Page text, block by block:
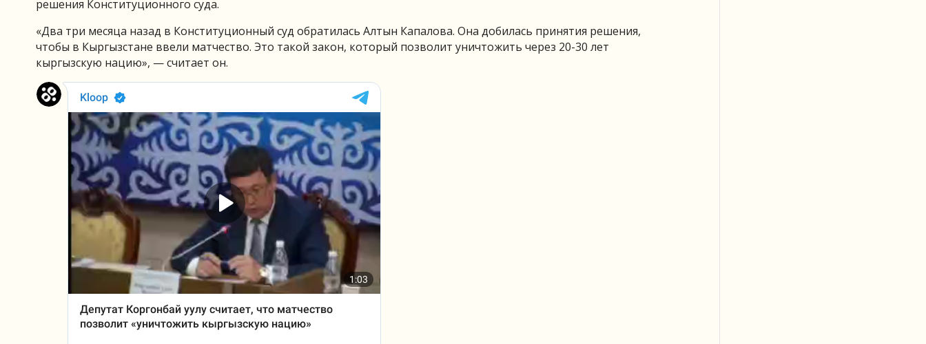
решения Конституционного суда.
«Два три месяца назад в Конституционный суд обратилась Алтын Капалова. Она добилась принятия решения,
чтобы в Кыргызстане ввели матчество. Это такой закон, который позволит уничтожить через 20-30 лет
кыргызскую нацию», — считает он.